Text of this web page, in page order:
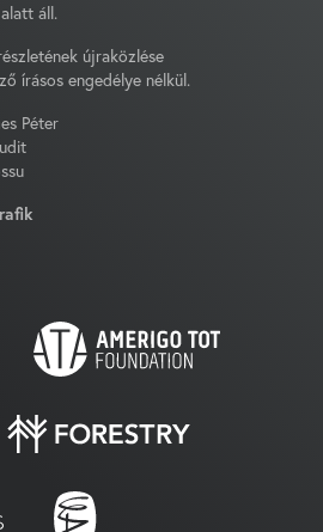
áll.
újraközlése
írásos engedélye nélkül.
Péter